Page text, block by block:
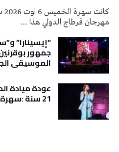
مهرجان قرطاج الدولي هذا …
“إيسينارا”
جمهور
الموسيقى
عودة ميادة
21 سنة :سهرة الحنين للزمن الجميل